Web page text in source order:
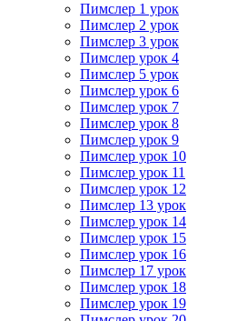
Пимслер 1 урок
Пимслер 2 урок
Пимслер 3 урок
Пимслер урок 4
Пимслер 5 урок
Пимслер урок 6
Пимслер урок 7
Пимслер урок 8
Пимслер урок 9
Пимслер урок 10
Пимслер урок 11
Пимслер урок 12
Пимслер 13 урок
Пимслер урок 14
Пимслер урок 15
Пимслер урок 16
Пимслер 17 урок
Пимслер урок 18
Пимслер урок 19